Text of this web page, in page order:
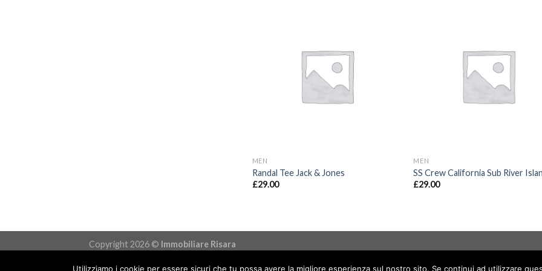
MEN
Randal Tee Jack & Jones
£29.00
MEN
SS Crew California Sub River
£29.00
Copyright 2026 © Immobiliare Risara
Utilizziamo i cookie per essere sicuri che tu possa avere la migliore esperienza sul nostro sito. Se continui ad utilizzare